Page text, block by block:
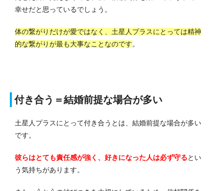
幸せだと思っているでしょう。
体の繋がりだけが愛ではなく、土星人プラスにとっては精神
的な繋がりが最も大事なことなのです。
付き合う＝結婚前提な場合が多い
土星人プラスにとって付き合うとは、結婚前提な場合が多い
です。
彼らはとても責任感が強く、好きになった人は必ず守るとい
う気持ちがあります。